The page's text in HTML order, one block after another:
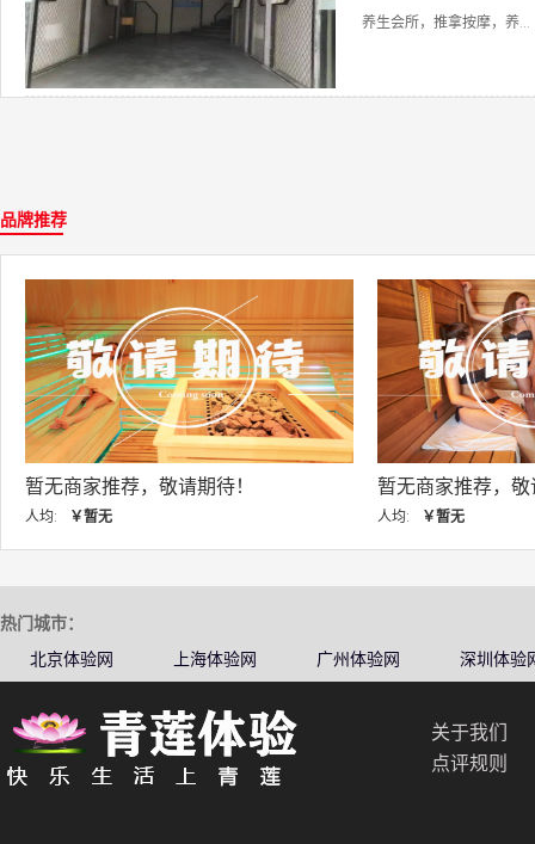
养生会所，推拿按摩，养...
品牌推荐
暂无商家推荐，敬请期待！
人均:
暂无商家推
人均:
热门城市：
北京体验网
上海体验网 广州体验网 深圳体验
关于我们
点评规则